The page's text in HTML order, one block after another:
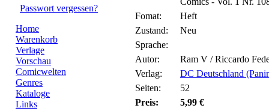
Passwort vergessen?
Home
Warenkorb
Verlage
Vorschau
Comicwelten
Genres
Kataloge
Links
Fomat:
Heft
Zustand:
Neu
Sprache:
Autor:
Ram V / Riccardo
Verlag:
DC Deutschland
Seiten:
52
Preis:
5,99 €